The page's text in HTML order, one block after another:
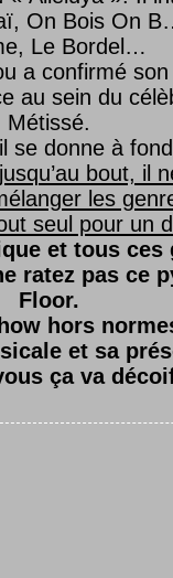
On Bois On
Le Bordel…
a confirmé son
au sein du
Métissé.
se donne à
bout, il
les
seul pour un
et tous ces
ratez pas ce
Floor.
hors
et sa
ça va